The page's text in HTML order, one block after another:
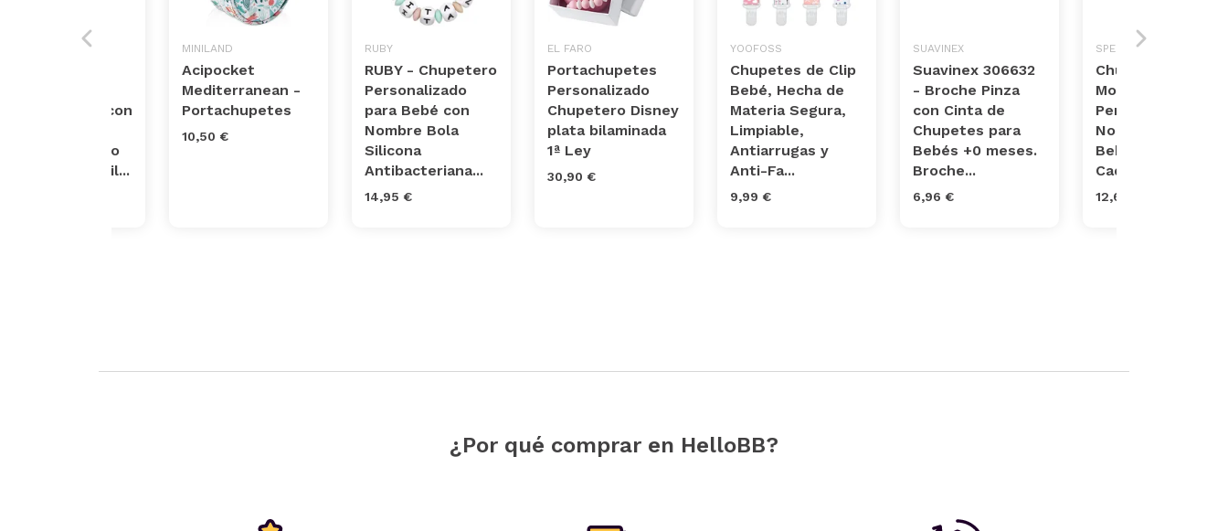
con
Chupetero
Pinza Sil...
MINILAND
Acipocket
Mediterranean -
Portachupetes
10,50 €
RUBY
RUBY - Chupetero
Personalizado
para Bebé con
Nombre Bola
Silicona
Antibacteriana...
14,95 €
EL FARO
Portachupetes
Personalizado
Chupetero Disney
plata bilaminada
1ª Ley
30,90 €
YOOFOSS
Chupetes de Clip
Bebé, Hecha de
Materia Segura,
Limpiable,
Antiarrugas y
Anti-Fa...
9,99 €
SUAVINEX
Suavinex 306632
- Broche Pinza
con Cinta de
Chupetes para
Bebés +0 meses.
Broche...
6,96 €
SPEU
Chupetero
Mordedor
Personalizado con
Nombre Niño
Bebe Chupetero
Cadena Pinza Sil...
12,68 €
¿Por qué comprar en HelloBB?